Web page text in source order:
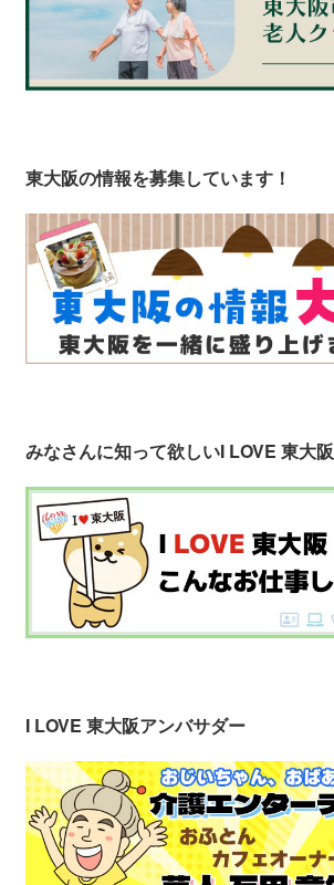
東大阪の情報を募集しています！
みなさんに知って欲しいI LOVE 東大阪
I LOVE 東大阪アンバサダー